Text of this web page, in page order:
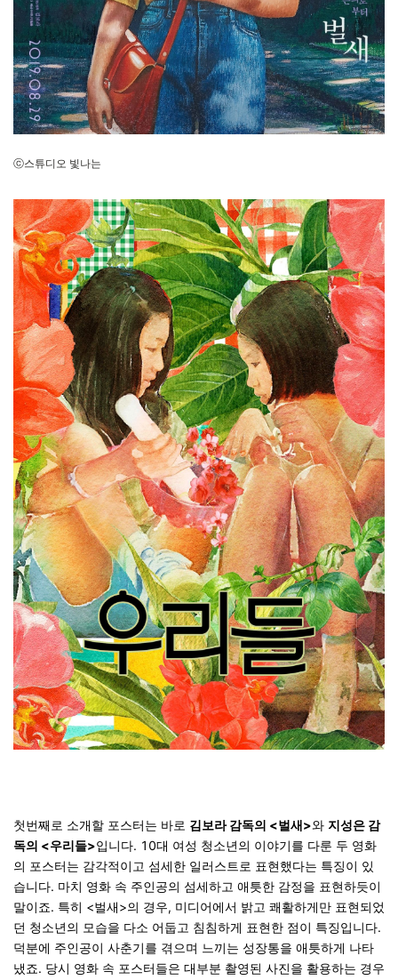
ⓒ스튜디오 빛나는
첫번째로 소개할 포스터는 바로 김보라 감독의 <벌새>와 지성은 감
독의 <우리들>입니다. 10대 여성 청소년의 이야기를 다룬 두 영화
의 포스터는 감각적이고 섬세한 일러스트로 표현했다는 특징이 있
습니다. 마치 영화 속 주인공의 섬세하고 애틋한 감정을 표현하듯이
말이죠. 특히 <벌새>의 경우, 미디어에서 밝고 쾌활하게만 표현되었
던 청소년의 모습을 다소 어둡고 침침하게 표현한 점이 특징입니다.
덕분에 주인공이 사춘기를 겪으며 느끼는 성장통을 애틋하게 나타
냈죠. 당시 영화 속 포스터들은 대부분 촬영된 사진을 활용하는 경우